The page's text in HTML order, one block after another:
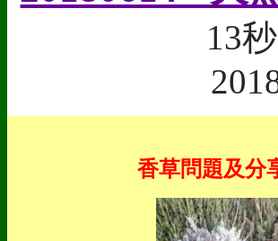
13
香草問題及分